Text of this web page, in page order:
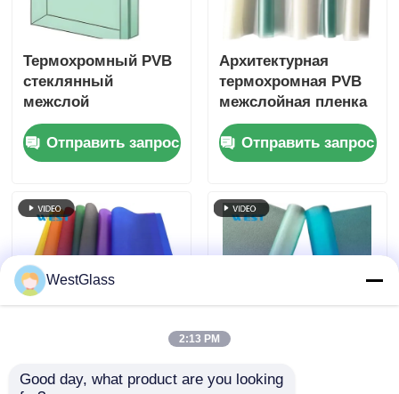
Термохромный PVB
стеклянный
межслой
звукоизоляция
Долговечная для
коммерческих
Отправить запрос
Архитектурная
термохромная PVB
межслойная пленка
для строительства
ламинированного
стекла
Отправить запрос
Противооблукающее
Индивидуализация
WestGlass
2:13 PM
Good day, what product are you looking